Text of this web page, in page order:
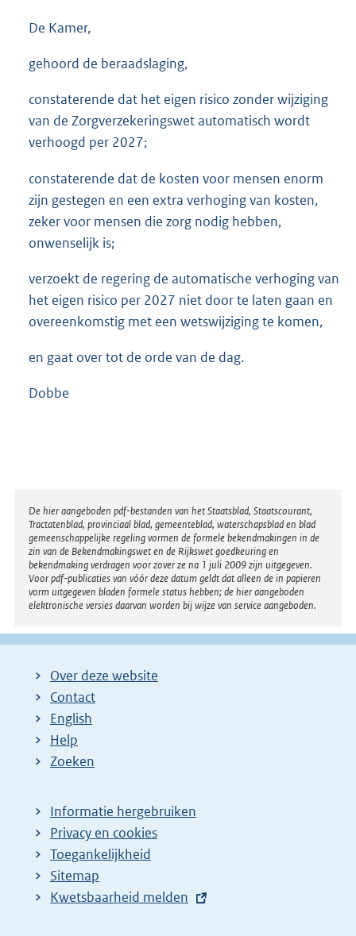
De Kamer,
gehoord de beraadslaging,
constaterende dat het eigen risico zonder wijziging
van de Zorgverzekeringswet automatisch wordt
verhoogd per 2027;
constaterende dat de kosten voor mensen enorm
zijn gestegen en een extra verhoging van kosten,
zeker voor mensen die zorg nodig hebben,
onwenselijk is;
verzoekt de regering de automatische verhoging van
het eigen risico per 2027 niet door te laten gaan en
overeenkomstig met een wetswijziging te komen,
en gaat over tot de orde van de dag.
Dobbe
Disclaimer
De hier aangeboden pdf-bestanden van het Staatsblad, Staatscourant,
Tractatenblad, provinciaal blad, gemeenteblad, waterschapsblad en blad
gemeenschappelijke regeling vormen de formele bekendmakingen in de
zin van de Bekendmakingswet en de Rijkswet goedkeuring en
bekendmaking verdragen voor zover ze na 1 juli 2009 zijn uitgegeven.
Voor pdf-publicaties van vóór deze datum geldt dat alleen de in papieren
vorm uitgegeven bladen formele status hebben; de hier aangeboden
elektronische versies daarvan worden bij wijze van service aangeboden.
Over deze website
Contact
English
Help
Zoeken
Informatie hergebruiken
Privacy en cookies
Toegankelijkheid
Sitemap
E
Kwetsbaarheid melden